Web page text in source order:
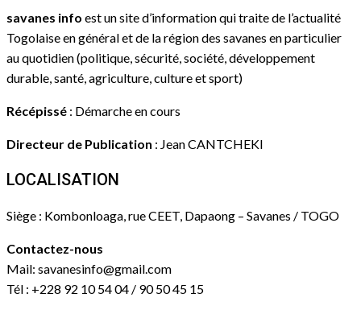
savanes info est un site d’information qui traite de l’actualité
Togolaise en général et de la région des savanes en particulier
au quotidien (politique, sécurité, société, développement
durable, santé, agriculture, culture et sport)
Récépissé : Démarche en cours
Directeur de Publication : Jean CANTCHEKI
LOCALISATION
Siège : Kombonloaga, rue CEET, Dapaong – Savanes / TOGO
Contactez-nous
Mail: savanesinfo@gmail.com
Tél : +228 92 10 54 04 / 90 50 45 15